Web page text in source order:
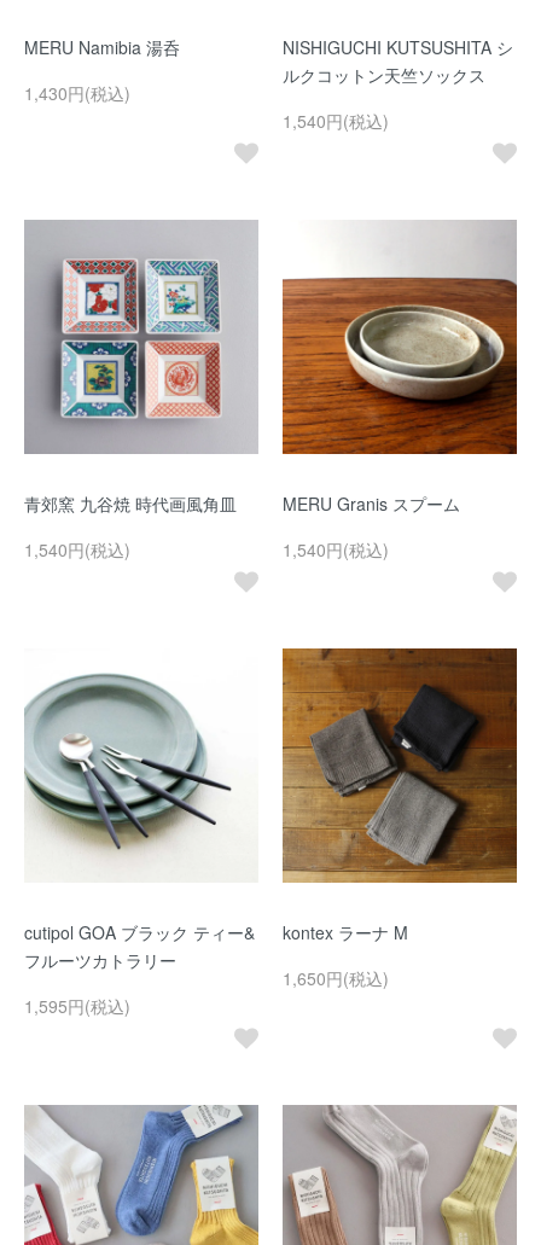
MERU Namibia 湯呑
1,430円(税込)
NISHIGUCHI KUTSUSHITA シ
ルクコットン天竺ソックス
1,540円(税込)
青郊窯 九谷焼 時代画風角皿
1,540円(税込)
MERU Granis スプーム
1,540円(税込)
cutipol GOA ブラック ティー&
フルーツカトラリー
1,595円(税込)
kontex ラーナ M
1,650円(税込)